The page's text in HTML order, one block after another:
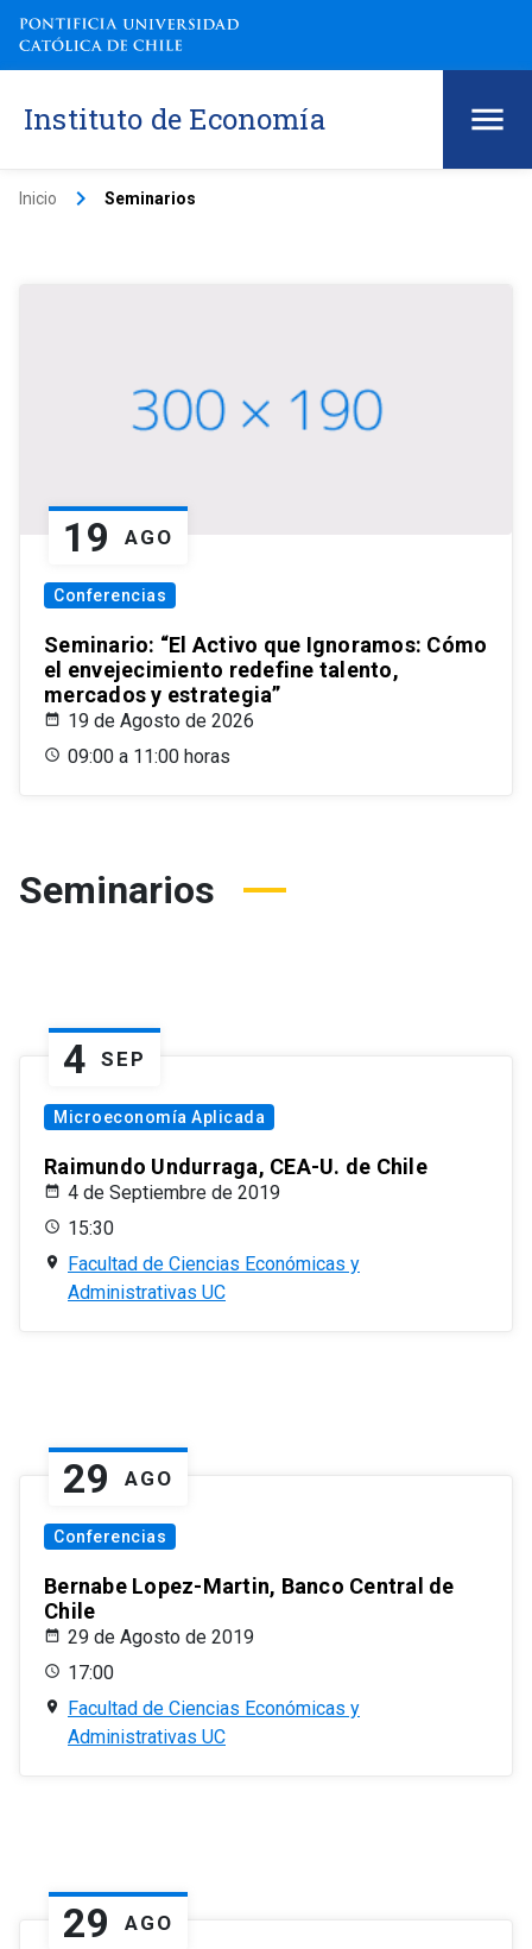
Instituto de Economía
Inicio keyboard_arrow_right Seminarios
19 AGO
Conferencias
Seminario: “El Activo que Ignoramos: Cómo
el envejecimiento redefine talento,
mercados y estrategia”
19 de Agosto de 2026
09:00 a 11:00 horas
Seminarios
4 SEP
Microeconomía Aplicada
Raimundo Undurraga, CEA-U. de Chile
4 de Septiembre de 2019
15:30
Facultad de Ciencias Económicas y
Administrativas UC
29 AGO
Conferencias
Bernabe Lopez-Martin, Banco Central de
Chile
29 de Agosto de 2019
17:00
Facultad de Ciencias Económicas y
Administrativas UC
29 AGO